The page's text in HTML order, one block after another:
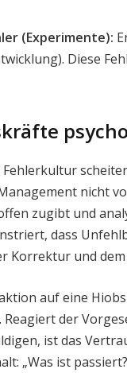
(Experimente):
Diese
nicht
zugibt und
dass
Korrektur und
auf eine
Reagiert der
ist das
„Was ist